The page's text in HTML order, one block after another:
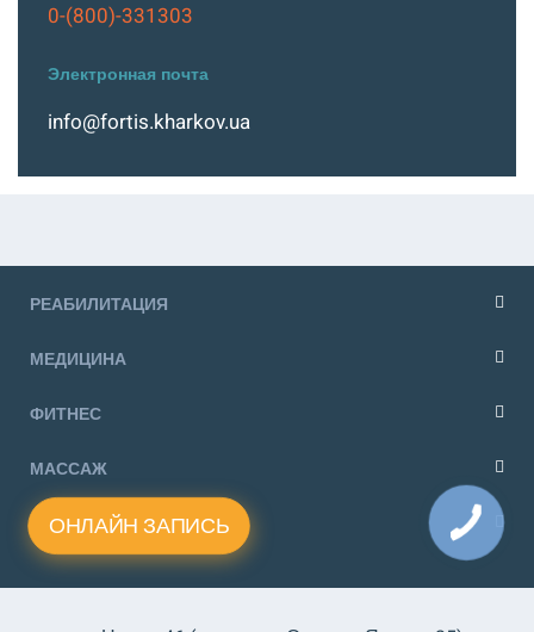
0-(800)-331303
Электронная почта
info@fortis.kharkov.ua
РЕАБИЛИТАЦИЯ
МЕДИЦИНА
ФИТНЕС
МАССАЖ
KIDS
ОНЛАЙН ЗАПИСЬ